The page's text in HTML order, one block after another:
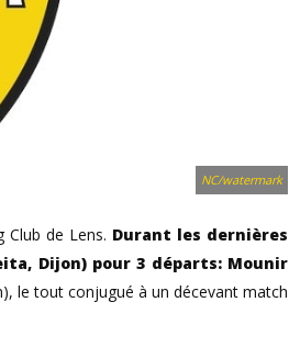
NC/watermark
de Lens. Durant les dernières
Dijon) pour 3 départs: Mounir
le tout conjugué à un décevant match